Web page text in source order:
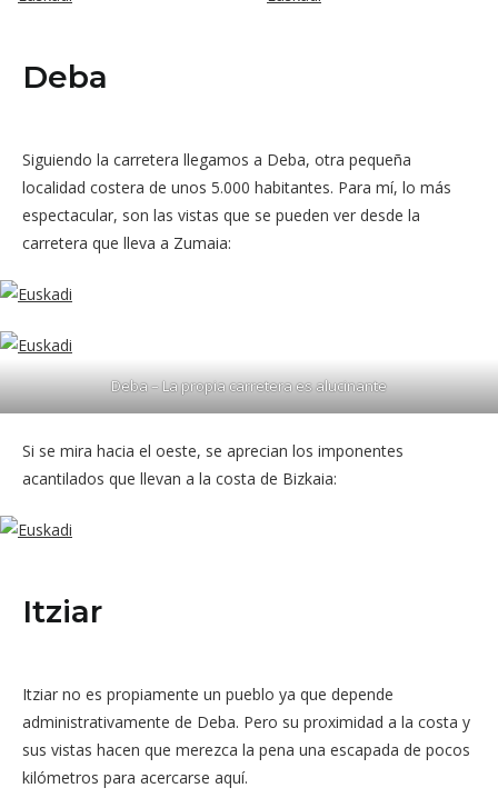
Deba
Siguiendo la carretera llegamos a Deba, otra pequeña
localidad costera de unos 5.000 habitantes. Para mí, lo más
espectacular, son las vistas que se pueden ver desde la
carretera que lleva a Zumaia:
Deba – La propia carretera es alucinante
Si se mira hacia el oeste, se aprecian los imponentes
acantilados que llevan a la costa de Bizkaia:
Itziar
Itziar no es propiamente un pueblo ya que depende
administrativamente de Deba. Pero su proximidad a la costa y
sus vistas hacen que merezca la pena una escapada de pocos
kilómetros para acercarse aquí.